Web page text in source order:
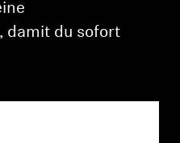
damit du sofort